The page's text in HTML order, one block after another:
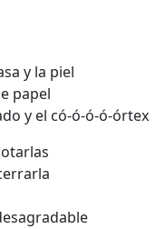
y la piel
papel
y el có-ó-ó-ó-órtex